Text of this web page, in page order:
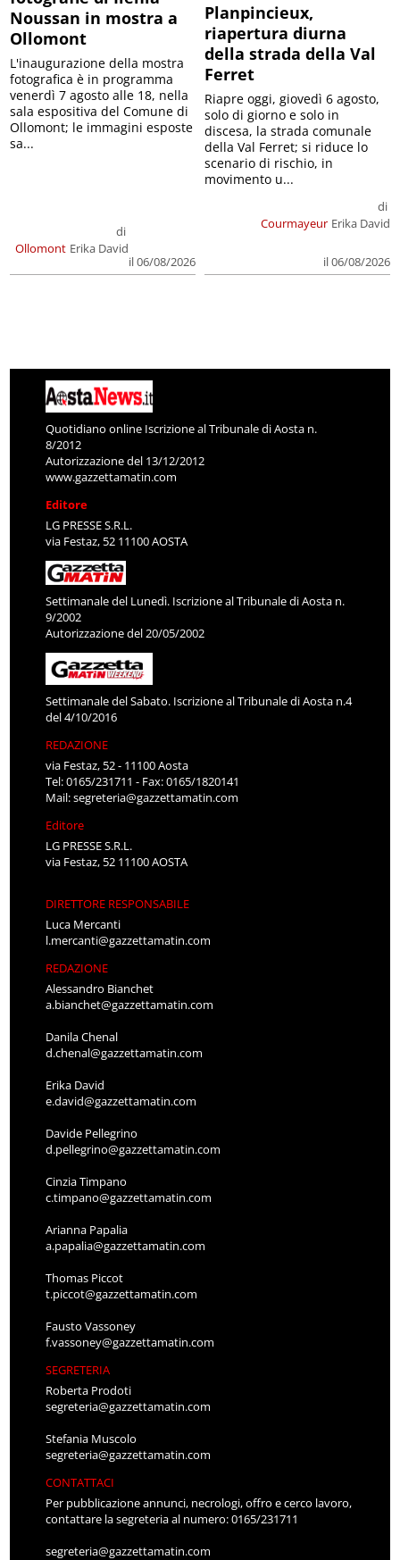
Noussan in mostra a
Ollomont
Ollomont
di
Erika David
il 06/08/2026
L'inaugurazione della mostra
fotografica è in programma
venerdì 7 agosto alle 18, nella
sala espositiva del Comune di
Ollomont; le immagini esposte
sa...
Planpincieux,
riapertura diurna
della strada della Val
Ferret
Courmayeur
di
Erika David
il 06/08/2026
Riapre oggi, giovedì 6 agosto,
solo di giorno e solo in
discesa, la strada comunale
della Val Ferret; si riduce lo
scenario di rischio, in
movimento u...
Quotidiano online Iscrizione al Tribunale di Aosta n.
8/2012
Autorizzazione del 13/12/2012
www.gazzettamatin.com
Editore
LG PRESSE S.R.L.
via Festaz, 52 11100 AOSTA
Settimanale del Lunedì. Iscrizione al Tribunale di Aosta n.
9/2002
Autorizzazione del 20/05/2002
Settimanale del Sabato. Iscrizione al Tribunale di Aosta n.4
del 4/10/2016
REDAZIONE
via Festaz, 52 - 11100 Aosta
Tel: 0165/231711 - Fax: 0165/1820141
Mail:segreteria@gazzettamatin.com
Editore
LG PRESSE S.R.L.
via Festaz, 52 11100 AOSTA
DIRETTORE RESPONSABILE
Luca Mercanti
l.mercanti@gazzettamatin.com
REDAZIONE
Alessandro Bianchet
a.bianchet@gazzettamatin.com
Danila Chenal
d.chenal@gazzettamatin.com
Erika David
e.david@gazzettamatin.com
Davide Pellegrino
d.pellegrino@gazzettamatin.com
Cinzia Timpano
c.timpano@gazzettamatin.com
Arianna Papalia
a.papalia@gazzettamatin.com
Thomas Piccot
t.piccot@gazzettamatin.com
Fausto Vassoney
f.vassoney@gazzettamatin.com
SEGRETERIA
Roberta Prodoti
segreteria@gazzettamatin.com
Stefania Muscolo
segreteria@gazzettamatin.com
CONTATTACI
Per pubblicazione annunci, necrologi, offro e cerco lavoro,
contattare la segreteria al numero: 0165/231711
segreteria@gazzettamatin.com